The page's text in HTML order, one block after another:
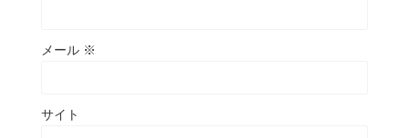
メール ※
サイト